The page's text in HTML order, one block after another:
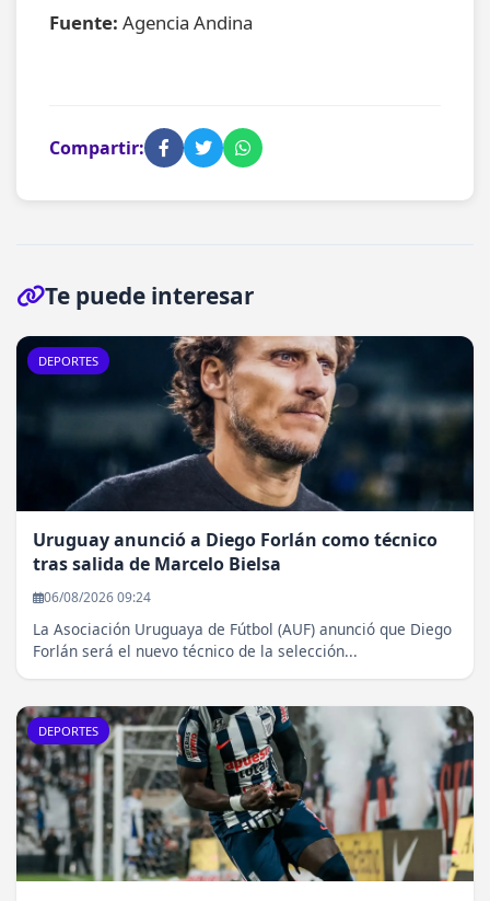
Fuente: Agencia Andina
Compartir:
Te puede interesar
DEPORTES
Uruguay anunció a Diego Forlán como técnico
tras salida de Marcelo Bielsa
06/08/2026 09:24
La Asociación Uruguaya de Fútbol (AUF) anunció que Diego
Forlán será el nuevo técnico de la selección...
DEPORTES